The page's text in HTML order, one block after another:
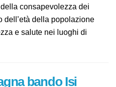
è portare un contributo
e della consapevolezza
dell’età della
di sicurezza e salute